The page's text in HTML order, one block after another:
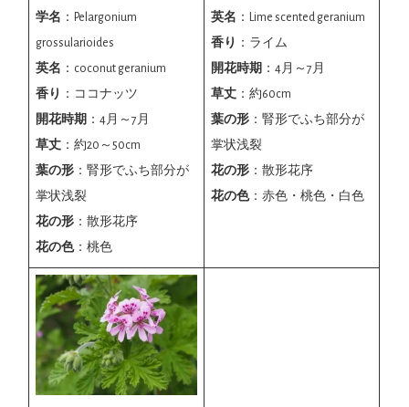
学名 ：Pelargonium
grossularioides
英名 ：coconut geranium
香り
：ココナッツ
開花時期 ：4月～7月
草丈 ：約20～50cm
葉の形 ：腎形でふち部分が
掌状浅裂
花の形 ：散形花序
花の色：桃色
英名 ：Lime scented geranium
香り
：ライム
開花時期 ：4月～7月
草丈 ：約60cm
葉の形 ：腎形でふち部分が
掌状浅裂
花の形 ：散形花序
花の色：赤色・桃色・白色